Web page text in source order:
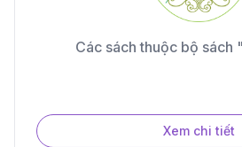
Các sách thuộc bộ sách
Xem chi tiết